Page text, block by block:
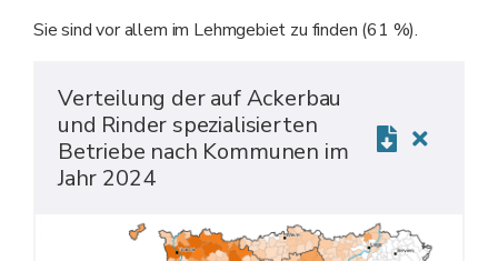
Sie sind vor allem im Lehmgebiet zu finden (61 %).
Verteilung der auf Ackerbau
und Rinder spezialisierten
Betriebe nach Kommunen im
Jahr 2024